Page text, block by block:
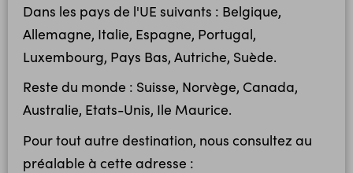
Dans les pays de l'UE suivants : Belgique,
Allemagne, Italie, Espagne, Portugal,
Luxembourg, Pays Bas, Autriche, Suède.
Reste du monde : Suisse, Norvège, Canada,
Australie, Etats-Unis, Ile Maurice.
Pour tout autre destination, nous consultez au
préalable à cette adresse :